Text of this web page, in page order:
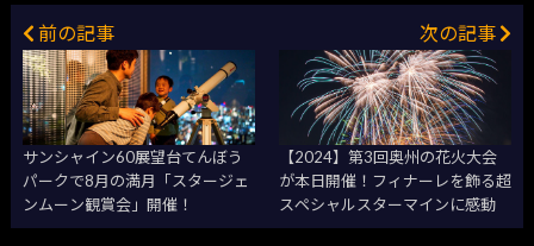
前の記事
サンシャイン60展望台てんぼう
パークで8月の満月「スタージェ
ンムーン観賞会」開催！
次の記事
【2024】第3回奥州の花火大会
が本日開催！フィナーレを飾る超
スペシャルスターマインに感動